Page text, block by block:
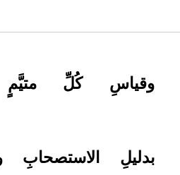
وقياسِ كُلِّ متيَّمٍ
بدليلِ الاستصحابِ